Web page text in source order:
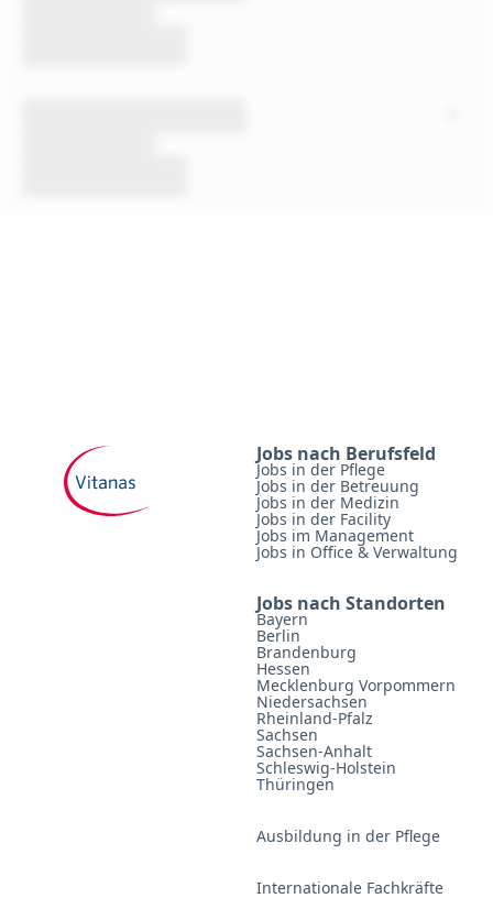
Jobs nach Berufsfeld
Jobs in der Pflege
Jobs in der Betreuung
Jobs in der Medizin
Jobs in der Facility
Jobs im Management
Jobs in Office & Verwaltung
Jobs nach Standorten
Bayern
Berlin
Brandenburg
Hessen
Mecklenburg Vorpommern
Niedersachsen
Rheinland-Pfalz
Sachsen
Sachsen-Anhalt
Schleswig-Holstein
Thüringen
Ausbildung in der Pflege
Internationale Fachkräfte